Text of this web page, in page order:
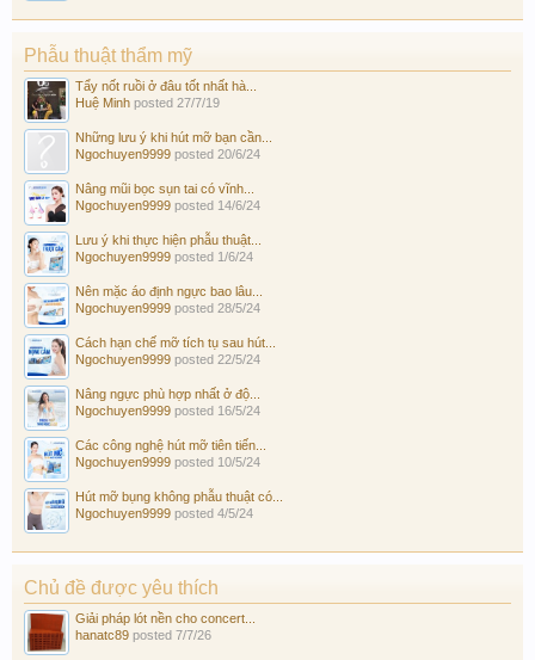
Phẫu thuật thẩm mỹ
Tẩy nốt ruồi ở đâu tốt nhất hà...
Huệ Minh posted 27/7/19
Những lưu ý khi hút mỡ bạn cần...
Ngochuyen9999 posted 20/6/24
Nâng mũi bọc sụn tai có vĩnh...
Ngochuyen9999 posted 14/6/24
Lưu ý khi thực hiện phẫu thuật...
Ngochuyen9999 posted 1/6/24
Nên mặc áo định ngực bao lâu...
Ngochuyen9999 posted 28/5/24
Cách hạn chế mỡ tích tụ sau hút...
Ngochuyen9999 posted 22/5/24
Nâng ngực phù hợp nhất ở độ...
Ngochuyen9999 posted 16/5/24
Các công nghệ hút mỡ tiên tiến...
Ngochuyen9999 posted 10/5/24
Hút mỡ bụng không phẫu thuật có...
Ngochuyen9999 posted 4/5/24
Chủ đề được yêu thích
Giải pháp lót nền cho concert...
hanatc89 posted 7/7/26